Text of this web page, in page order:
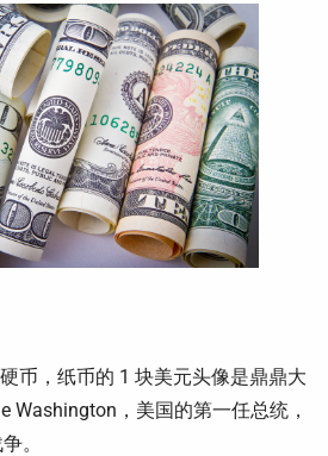
币，纸币的 1 块美元头像是鼎鼎大
Washington，美国的第一任总统，
。